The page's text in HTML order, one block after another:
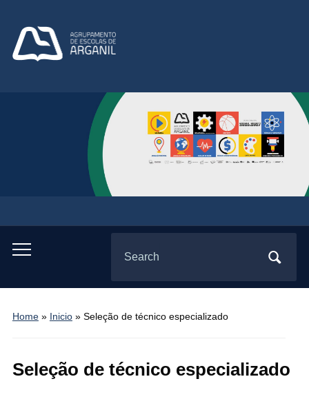
Toggle
menu
for:
Home» Inicio» Seleção de técnico especializado
Seleção de técnico especializado